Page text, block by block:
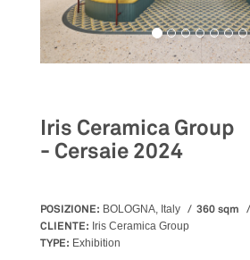
Iris Ceramica Group
- Cersaie 2024
POSIZIONE: BOLOGNA, Italy 360 sqm
CLIENTE: Iris Ceramica Group
TYPE: Exhibition